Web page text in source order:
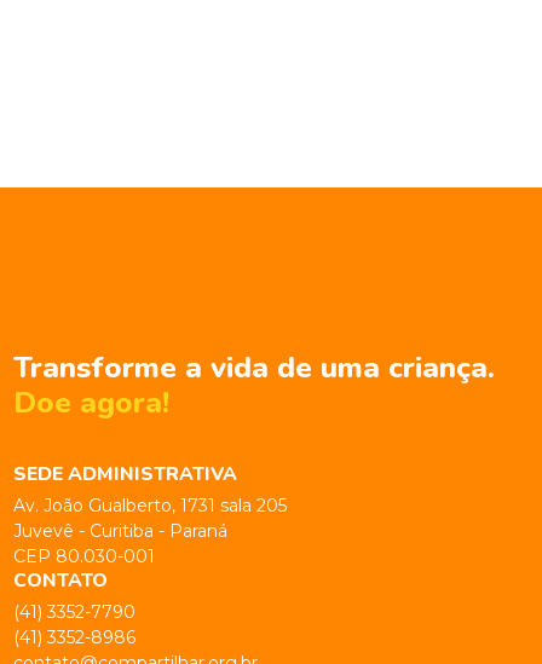
Transforme a vida de uma criança.
Doe agora!
SEDE ADMINISTRATIVA
Av. João Gualberto, 1731 sala 205
Juvevê - Curitiba - Paraná
CEP 80.030-001
CONTATO
(41) 3352-7790
(41) 3352-8986